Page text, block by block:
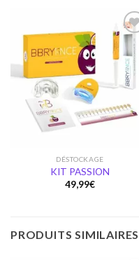
Ajouter
à la
wishlist
DÉSTOCKAGE
KIT PASSION
49,99€
PRODUITS SIMILAIRES